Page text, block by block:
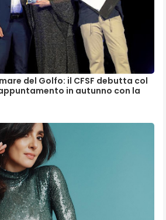
del Golfo: il CFSF debutta col
in autunno con la